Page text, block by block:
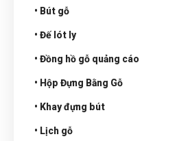
• Bút gỗ
• Đế lót ly
• Đồng hồ gỗ quảng cáo
• Hộp Đựng Bằng Gỗ
• Khay đựng bút
• Lịch gỗ